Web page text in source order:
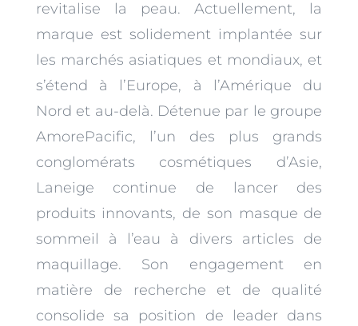
revitalise la peau. Actuellement, la
marque est solidement implantée sur
les marchés asiatiques et mondiaux, et
s’étend à l’Europe, à l’Amérique du
Nord et au-delà. Détenue par le groupe
AmorePacific, l’un des plus grands
conglomérats cosmétiques d’Asie,
Laneige continue de lancer des
produits innovants, de son masque de
sommeil à l’eau à divers articles de
maquillage. Son engagement en
matière de recherche et de qualité
consolide sa position de leader dans